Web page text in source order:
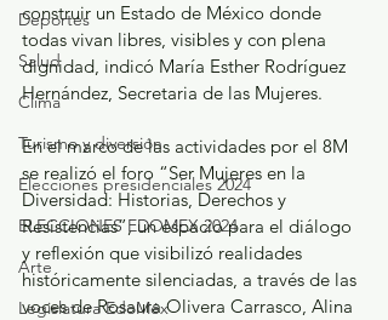
Deportes
Salud
Clima
Turismo y diversión
Elecciones presidenciales 2024
ELECCIONES EDOMEX 2024
Arte
Legislatura EdoMéx
construir un Estado de México donde
todas vivan libres, visibles y con plena
dignidad, indicó María Esther Rodríguez
Hernández, Secretaria de las Mujeres.
En el marco de las actividades por el 8M
se realizó el foro “Ser Mujeres en la
Diversidad: Historias, Derechos y
Resistencias”, un espacio para el diálogo
y reflexión que visibilizó realidades
históricamente silenciadas, a través de las
voces de Rosaura Olivera Carrasco, Alina